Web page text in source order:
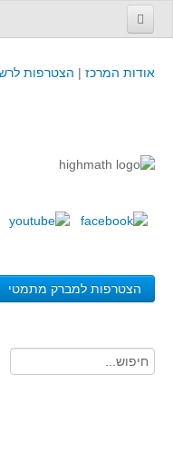
אודות המרכז | הצטרפות
הצטרפות למברק מתמטי
קורסים והשתלמויות של
קורסים, כנסים
משאבי הוראה ולמידה
לומדים בחט"ע
בית ספר יסודי